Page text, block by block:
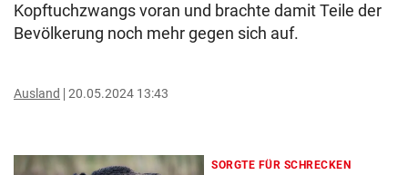
Kopftuchzwangs voran und brachte damit Teile der
Bevölkerung noch mehr gegen sich auf.
Ausland 20.05.2024 13:43
SORGTE FÜR SCHRECKEN